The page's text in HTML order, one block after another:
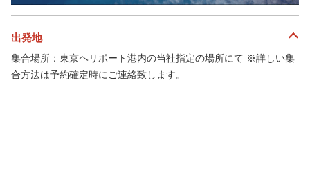
出発地
集合場所：東京ヘリポート港内の当社指定の場所にて ※詳しい集
合方法は予約確定時にご連絡致します。